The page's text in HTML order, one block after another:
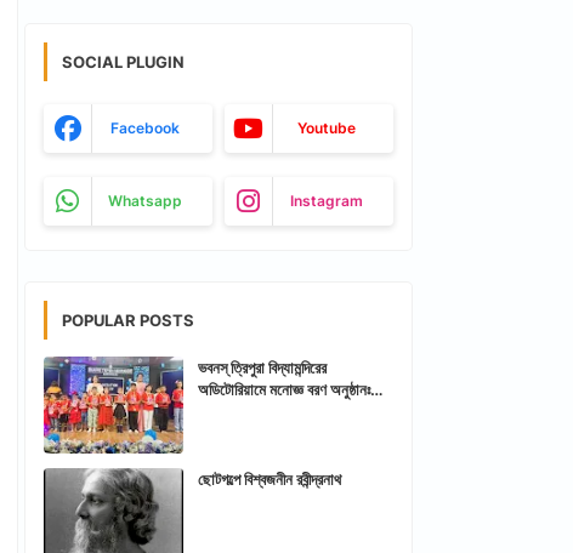
SOCIAL PLUGIN
Facebook Youtube
Whatsapp Instagram
POPULAR POSTS
ভবনস্ ত্রিপুরা বিদ্যামন্দিরের
অডিটোরিয়ামে মনোজ্ঞ বরণ অনুষ্ঠানঃ
ছোটগল্পে বিশ্বজনীন রবীন্দ্রনাথ